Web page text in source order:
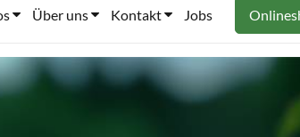
Über uns Kontakt Jobs